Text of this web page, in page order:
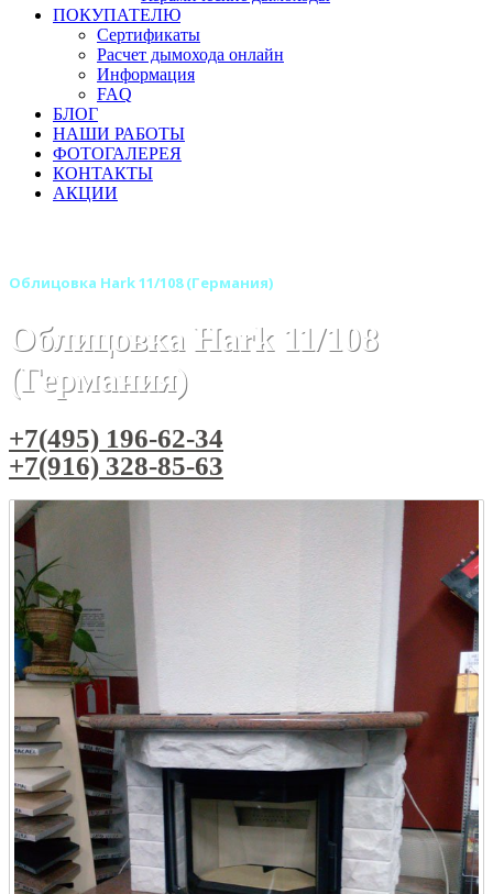
ПОКУПАТЕЛЮ
Сертификаты
Расчет дымохода онлайн
Информация
FAQ
БЛОГ
НАШИ РАБОТЫ
ФОТОГАЛЕРЕЯ
КОНТАКТЫ
АКЦИИ
Облицовка Hark 11/108 (Германия)
Облицовка Hark 11/108
(Германия)
+7(495) 196-62-34
+7(916) 328-85-63